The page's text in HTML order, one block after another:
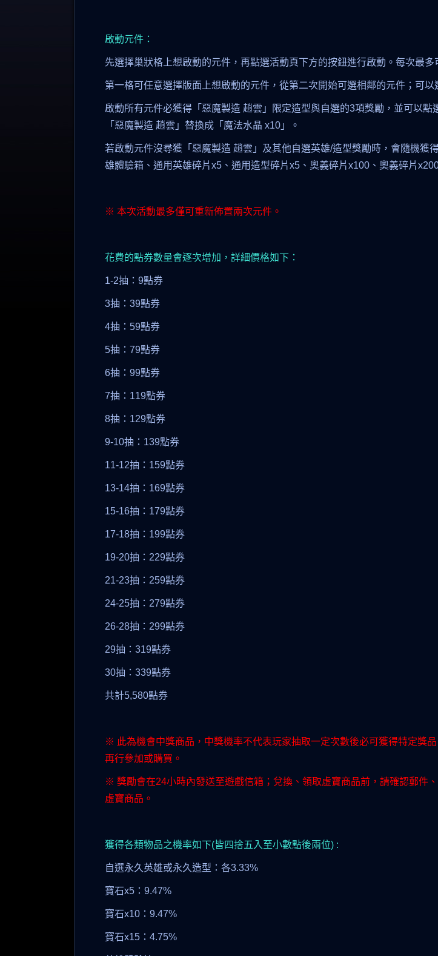
啟動元件：
先選擇巢狀格上想啟動的元件，再點選活動頁下方的按鈕進行啟動。每次最
第一格可任意選擇版面上想啟動的元件，從第二次開始可選相鄰的元件；可
啟動所有元件必獲得「惡魔製造 趙雲」限定造型與自選的3項獎勵，並可以
「惡魔製造 趙雲」替換成「魔法水晶 x10」。
若啟動元件沒尋獲「惡魔製造 趙雲」及其他自選英雄/造型獎勵時，會隨機
雄體驗箱、通用英雄碎片x5、通用造型碎片x5、奧義碎片x100、奧義碎片
※ 本次活動最多僅可重新佈置兩次元件。
花費的點券數量會逐次增加，詳細價格如下：
1-2抽：9點券
3抽：39點券
4抽：59點券
5抽：79點券
6抽：99點券
7抽：119點券
8抽：129點券
9-10抽：139點券
11-12抽：159點券
13-14抽：169點券
15-16抽：179點券
17-18抽：199點券
19-20抽：229點券
21-23抽：259點券
24-25抽：279點券
26-28抽：299點券
29抽：319點券
30抽：339點券
共計5,580點券
※ 此為機會中獎商品，中獎機率不代表玩家抽取一定次數後必可獲得特定獎
再行參加或購買。
※ 獎勵會在24小時內發送至遊戲信箱；兌換、領取虛寶商品前，請確認郵件
虛寶商品。
獲得各類物品之機率如下(皆四捨五入至小數點後兩位) :
自選永久英雄或永久造型：各3.33%
寶石x5：9.47%
寶石x10：9.47%
寶石x15：4.75%